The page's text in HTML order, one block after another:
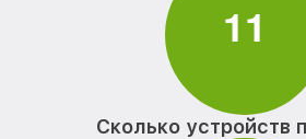
11
Сколько устройств